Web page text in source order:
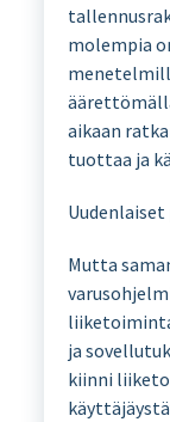
molempia
aikaan
tuottaa ja
Mutta
ja
kiinni